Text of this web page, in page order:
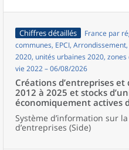
Chiffres détaillés
France par
communes, EPCI,
2020, unités urbaines 2020,
vie 2022 – 06/08/2026
Créations d’entreprises et
2012 à 2025 et stocks
économiquement actives
Système d’information sur
d’entreprises (Side)